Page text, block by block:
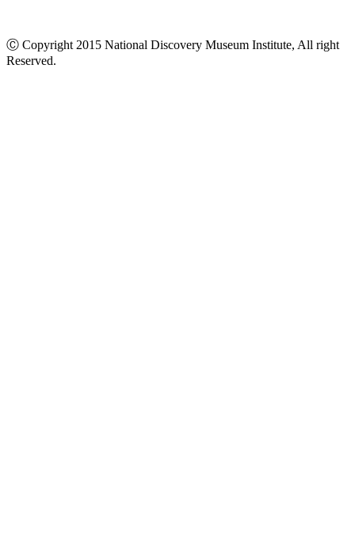
Ⓒ Copyright 2015 National Discovery Museum Institute, All right
Reserved.